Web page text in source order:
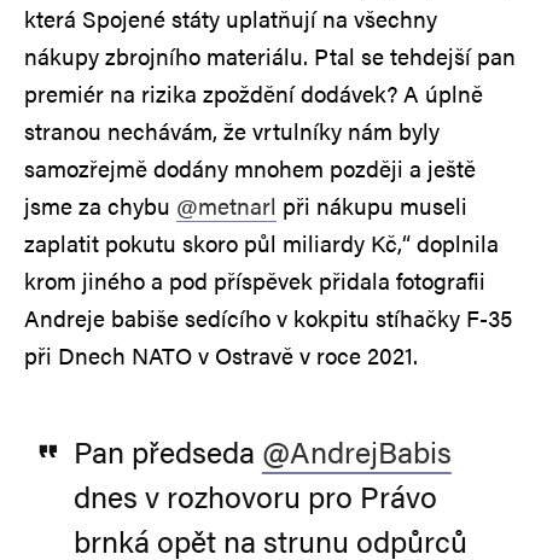
která Spojené státy uplatňují na všechny
nákupy zbrojního materiálu. Ptal se tehdejší pan
premiér na rizika zpoždění dodávek? A úplně
stranou nechávám, že vrtulníky nám byly
samozřejmě dodány mnohem později a ještě
jsme za chybu @metnarl při nákupu museli
zaplatit pokutu skoro půl miliardy Kč,“ doplnila
krom jiného a pod příspěvek přidala fotografii
Andreje babiše sedícího v kokpitu stíhačky F-35
při Dnech NATO v Ostravě v roce 2021.
Pan předseda @AndrejBabis
dnes v rozhovoru pro Právo
brnká opět na strunu odpůrců